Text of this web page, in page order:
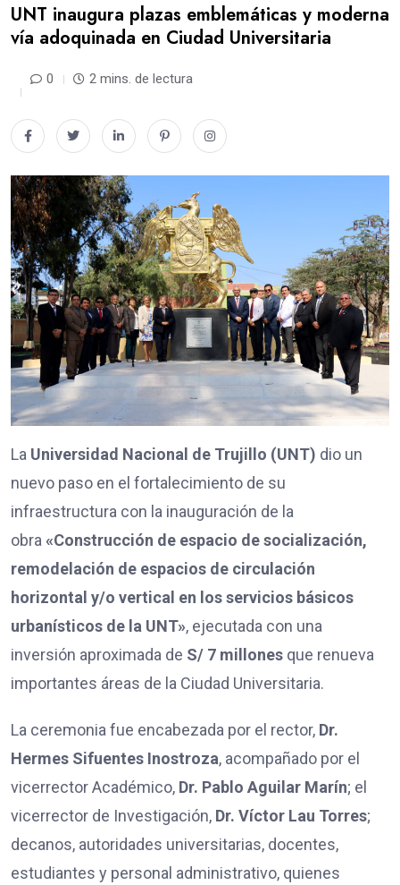
UNT inaugura plazas emblemáticas y moderna
vía adoquinada en Ciudad Universitaria
0 2 mins. de lectura
La Universidad Nacional de Trujillo (UNT) dio un
nuevo paso en el fortalecimiento de su
infraestructura con la inauguración de la
obra «Construcción de espacio de socialización,
remodelación de espacios de circulación
horizontal y/o vertical en los servicios básicos
urbanísticos de la UNT», ejecutada con una
inversión aproximada de S/ 7 millones que renueva
importantes áreas de la Ciudad Universitaria.
La ceremonia fue encabezada por el rector, Dr.
Hermes Sifuentes Inostroza, acompañado por el
vicerrector Académico, Dr. Pablo Aguilar Marín; el
vicerrector de Investigación, Dr. Víctor Lau Torres;
decanos, autoridades universitarias, docentes,
estudiantes y personal administrativo, quienes